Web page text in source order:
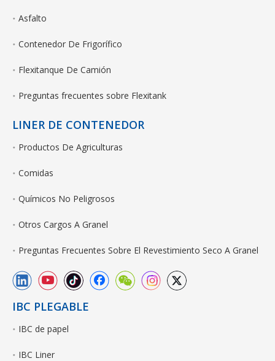
Asfalto
Contenedor De Frigorífico
Flexitanque De Camión
Preguntas frecuentes sobre Flexitank
LINER DE CONTENEDOR
Productos De Agriculturas
Comidas
Químicos No Peligrosos
Otros Cargos A Granel
Preguntas Frecuentes Sobre El Revestimiento Seco A Granel
IBC PLEGABLE
IBC de papel
IBC Liner